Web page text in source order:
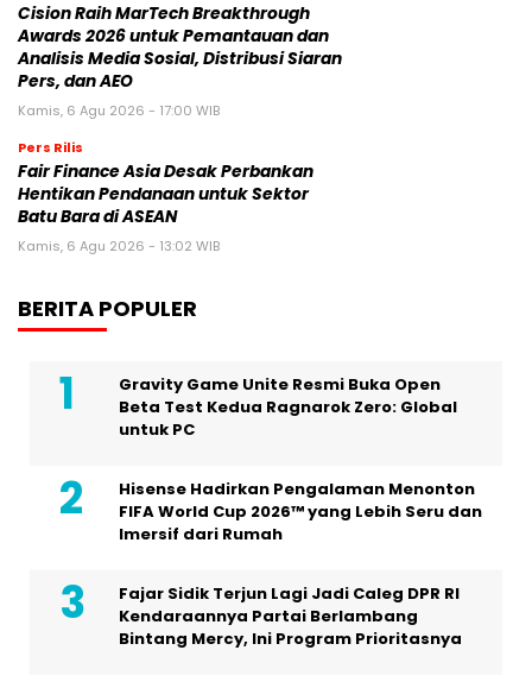
Cision Raih MarTech Breakthrough
Awards 2026 untuk Pemantauan dan
Analisis Media Sosial, Distribusi Siaran
Pers, dan AEO
Kamis, 6 Agu 2026 - 17:00 WIB
Pers Rilis
Fair Finance Asia Desak Perbankan
Hentikan Pendanaan untuk Sektor
Batu Bara di ASEAN
Kamis, 6 Agu 2026 - 13:02 WIB
BERITA POPULER
Gravity Game Unite Resmi Buka Open
Beta Test Kedua Ragnarok Zero: Global
untuk PC
Hisense Hadirkan Pengalaman Menonton
FIFA World Cup 2026™ yang Lebih Seru dan
Imersif dari Rumah
Fajar Sidik Terjun Lagi Jadi Caleg DPR RI
Kendaraannya Partai Berlambang
Bintang Mercy, Ini Program Prioritasnya